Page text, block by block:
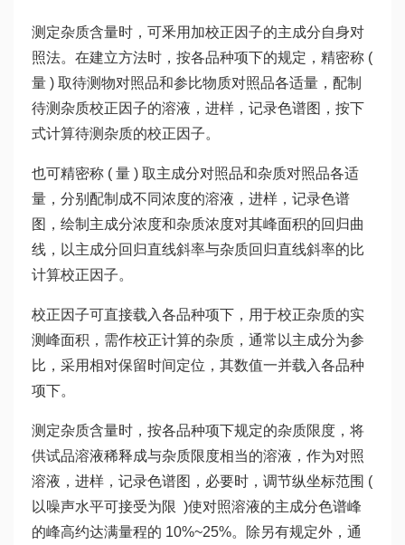
测定杂质含量时，可釆用加校正因子的主成分自身对
照法。在建立方法时，按各品种项下的规定，精密称 (
量 ) 取待测物对照品和参比物质对照品各适量，配制
待测杂质校正因子的溶液，进样，记录色谱图，按下
式计算待测杂质的校正因子。
也可精密称 ( 量 ) 取主成分对照品和杂质对照品各适
量，分别配制成不同浓度的溶液，进样，记录色谱
图，绘制主成分浓度和杂质浓度对其峰面积的回归曲
线，以主成分回归直线斜率与杂质回归直线斜率的比
计算校正因子。
校正因子可直接载入各品种项下，用于校正杂质的实
测峰面积，需作校正计算的杂质，通常以主成分为参
比，采用相对保留时间定位，其数值一并载入各品种
项下。
测定杂质含量时，按各品种项下规定的杂质限度，将
供试品溶液稀释成与杂质限度相当的溶液，作为对照
溶液，进样，记录色谱图，必要时，调节纵坐标范围 (
以噪声水平可接受为限 )使对照溶液的主成分色谱峰
的峰高约达满量程的 10%~25%。除另有规定外，通